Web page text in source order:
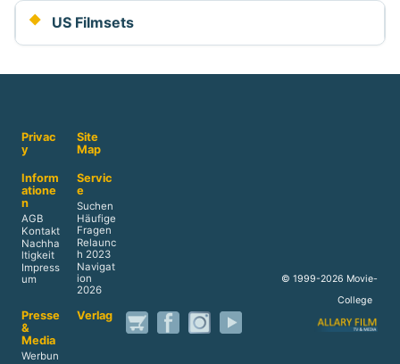
US Filmsets
Privac
y
Site
Map
Inform
atione
n
AGB
Kontakt
Nachha
ltigkeit
Impress
um
Servic
e
Suchen
Häufige
Fragen
Relaunc
h 2023
Navigat
ion
2026
Presse
&
Media
Werbun
Verlag
© 1999-2026 Movie-
College